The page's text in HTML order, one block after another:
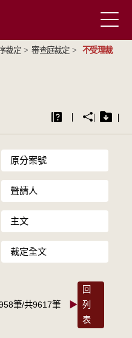
裁定 > 審查庭裁定 >
不受理裁
原分案號
聲請人
主文
裁定全文
筆/共9617筆 ▶
回
列
表